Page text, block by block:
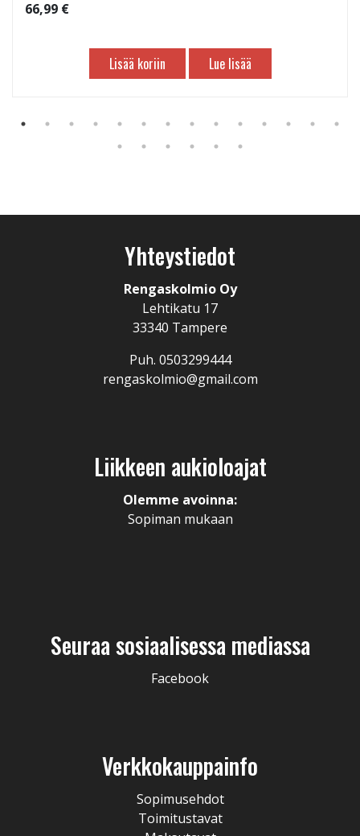
66,99 €
Lisää koriin Lue lisää
Yhteystiedot
Rengaskolmio Oy
Lehtikatu 17
33340 Tampere
Puh. 0503299444
rengaskolmio@gmail.com
Liikkeen aukioloajat
Olemme avoinna:
Sopiman mukaan
Seuraa sosiaalisessa mediassa
Facebook
Verkkokauppainfo
Sopimusehdot
Toimitustavat